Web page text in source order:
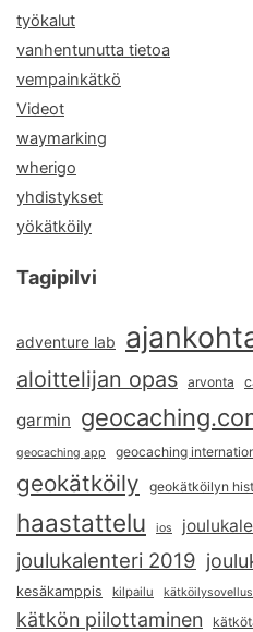
työkalut
vanhentunutta tietoa
vempainkätkö
Videot
waymarking
wherigo
yhdistykset
yökätköily
Tagipilvi
adventure lab
aloittelijan opas arvonta
garmin
geocaching app geocaching
geokätköily geokätköilyn
haastattelu ios
joulukalenteri 2019
kesäkamppis kilpailu kätköilysovellus
kätkön piilottaminen